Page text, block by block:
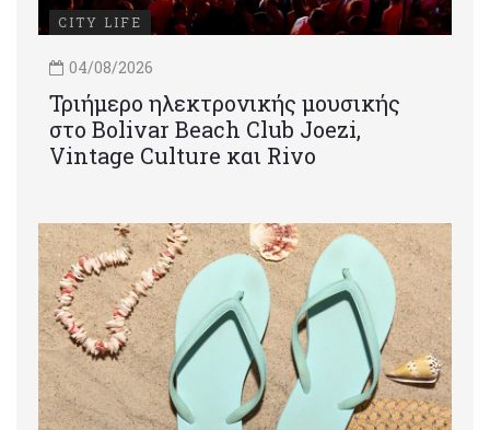
CITY LIFE
04/08/2026
Τριήμερο ηλεκτρονικής μουσικής
στο Bolivar Beach Club Joezi,
Vintage Culture και Rivo